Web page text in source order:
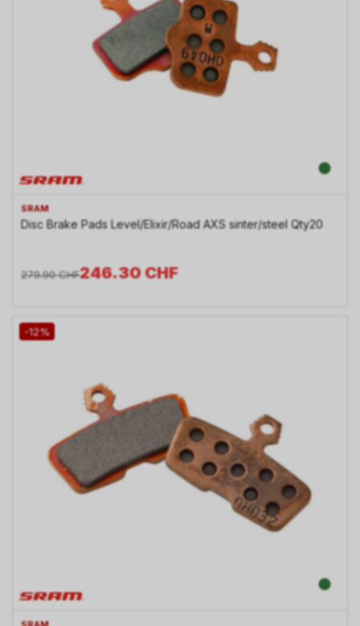
SRAM
Disc Brake Pads Level/Elixir/Road AXS sinter/steel Qty20
246.30CHF
279.90 CHF
-12%